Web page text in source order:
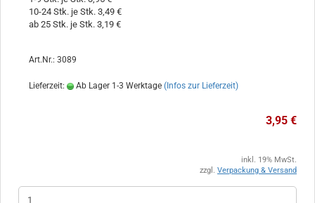
10-24 Stk. je Stk. 3,49 €
ab 25 Stk. je Stk. 3,19 €
Art.Nr.: 3089
Lieferzeit: Ab Lager 1-3 Werktage (Infos zur Lieferzeit)
3,95 €
inkl. 19% MwSt.
zzgl. Verpackung & Versand